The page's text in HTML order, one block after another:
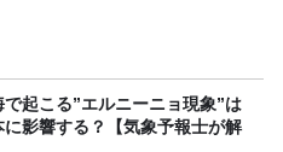
で起こる”エルニーニョ現象”は
に影響する？【気象予報士が解